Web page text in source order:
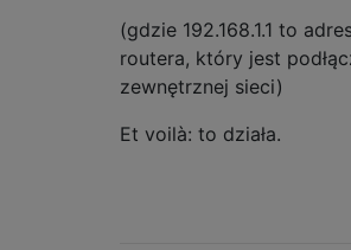
(gdzie 192.168.1.1 to
routera, który jest
zewnętrznej sieci)
Et voilà: to działa.